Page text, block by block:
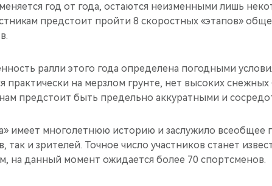
год от года, остаются неизменными лишь
предстоит пройти 8 скоростных «этапов»
ралли этого года определена погодными
практически на мерзлом грунте, нет высоких снежных
предстоит быть предельно аккуратными и
имеет многолетнюю историю и заслужило всеобщее
так и зрителей. Точное число участников станет
на данный момент ожидается более 70 спортсменов.